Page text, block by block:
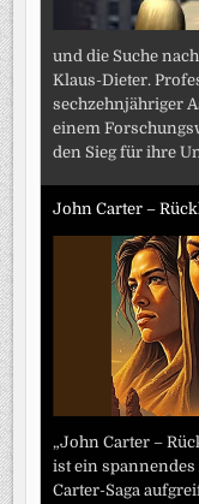
und die Suche
Klaus-Dieter.
sechzehnjähriger
einem
den Sieg für ihre
John Carter –
„John Carter –
ist ein
Carter-Saga